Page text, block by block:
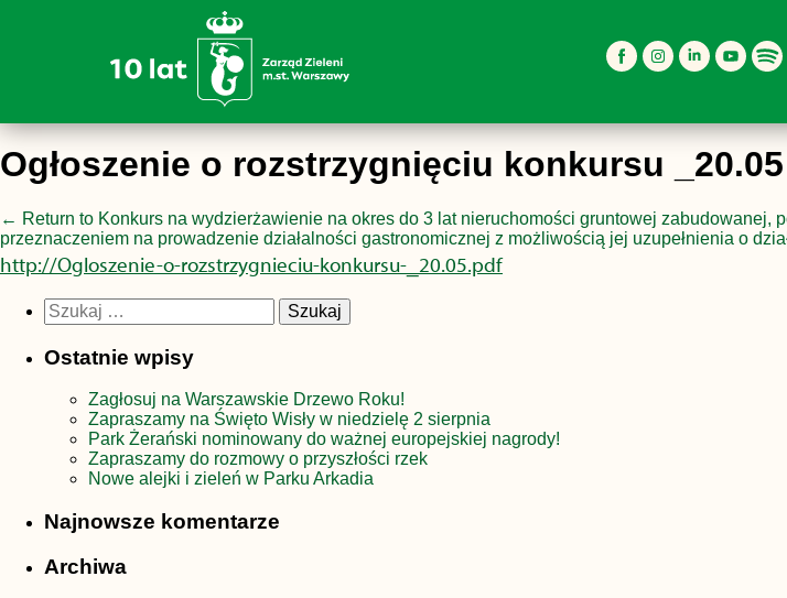
Ogłoszenie o rozstrzygnięciu konkursu _20.05
← Return to Konkurs na wydzierżawienie na okres do 3 lat nieruchomości gruntowej zabudowanej,
przeznaczeniem na prowadzenie działalności gastronomicznej z możliwością jej uzupełnienia o
http://Ogloszenie-o-rozstrzygnieciu-konkursu-_20.05.pdf
Szukaj:
Ostatnie wpisy
Zagłosuj na Warszawskie Drzewo Roku!
Zapraszamy na Święto Wisły w niedzielę 2 sierpnia
Park Żerański nominowany do ważnej europejskiej nagrody!
Zapraszamy do rozmowy o przyszłości rzek
Nowe alejki i zieleń w Parku Arkadia
Najnowsze komentarze
Archiwa